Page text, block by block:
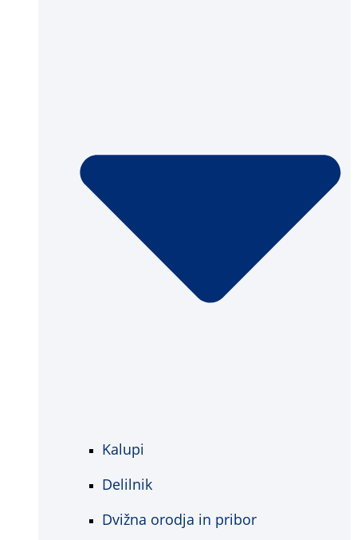
Kalupi
Delilnik
Dvižna orodja in pribor